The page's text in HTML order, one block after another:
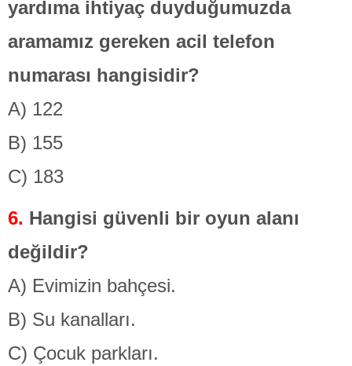
yardıma ihtiyaç duyduğumuzda
aramamız gereken acil telefon
numarası hangisidir?
A) 122
B) 155
C) 183
6. Hangisi güvenli bir oyun alanı
değildir?
A) Evimizin bahçesi.
B) Su kanalları.
C) Çocuk parkları.